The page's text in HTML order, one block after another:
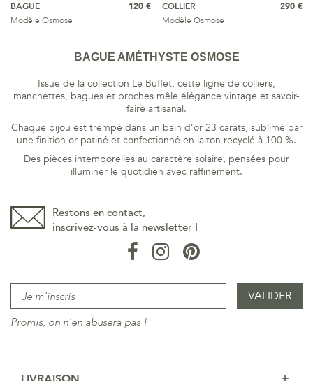
BAGUE
Modèle Osmose
120 €
COLLIER
Modèle Osmose
290 €
BAGUE AMÉTHYSTE OSMOSE
Issue de la collection Le Buffet, cette ligne de colliers,
manchettes, bagues et broches mêle élégance vintage et savoir-
faire artisanal.
Chaque bijou est trempé dans un bain d’or 23 carats, sublimé par
une finition or patiné et confectionné en laiton recyclé à 100 %.
Des pièces intemporelles au caractère solaire, pensées pour
illuminer le quotidien avec raffinement.
Restons en contact,
inscrivez-vous à la newsletter !
Promis, on n'en abusera pas !